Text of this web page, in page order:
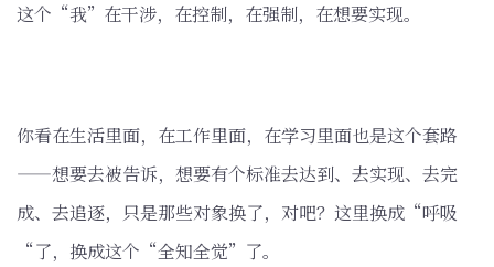
这个“我”在干涉，在控制，在强制，在想要实现。
你看在生活里面，在工作里面，在学习里面也是这个套路
——想要去被告诉，想要有个标准去达到、去实现、去完
成、去追逐，只是那些对象换了，对吧？这里换成“呼吸
“了，换成这个“全知全觉”了。